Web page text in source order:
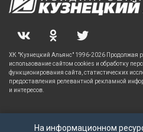
На информационном
ХК "Кузнецкий Альянс" 1996-2026 Продолжая
использование сайтом cookies и обработку
функционирования сайта, статистических
предоставления релевантной рекламной
и интересов.